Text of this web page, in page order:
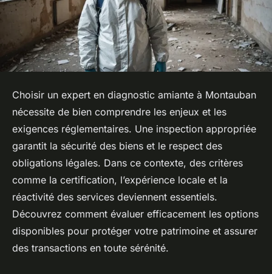
Choisir un expert en diagnostic amiante à Montauban
nécessite de bien comprendre les enjeux et les
exigences réglementaires. Une inspection appropriée
garantit la sécurité des biens et le respect des
obligations légales. Dans ce contexte, des critères
comme la certification, l’expérience locale et la
réactivité des services deviennent essentiels.
Découvrez comment évaluer efficacement les options
disponibles pour protéger votre patrimoine et assurer
des transactions en toute sérénité.